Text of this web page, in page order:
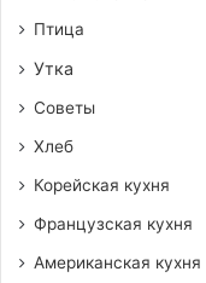
Птица
Утка
Советы
Хлеб
Корейская кухня
Французская кухня
Американская кухня